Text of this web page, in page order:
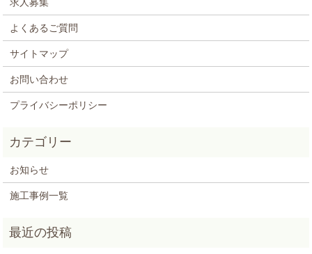
求人募集
よくあるご質問
サイトマップ
お問い合わせ
プライバシーポリシー
お知らせ
施工事例一覧